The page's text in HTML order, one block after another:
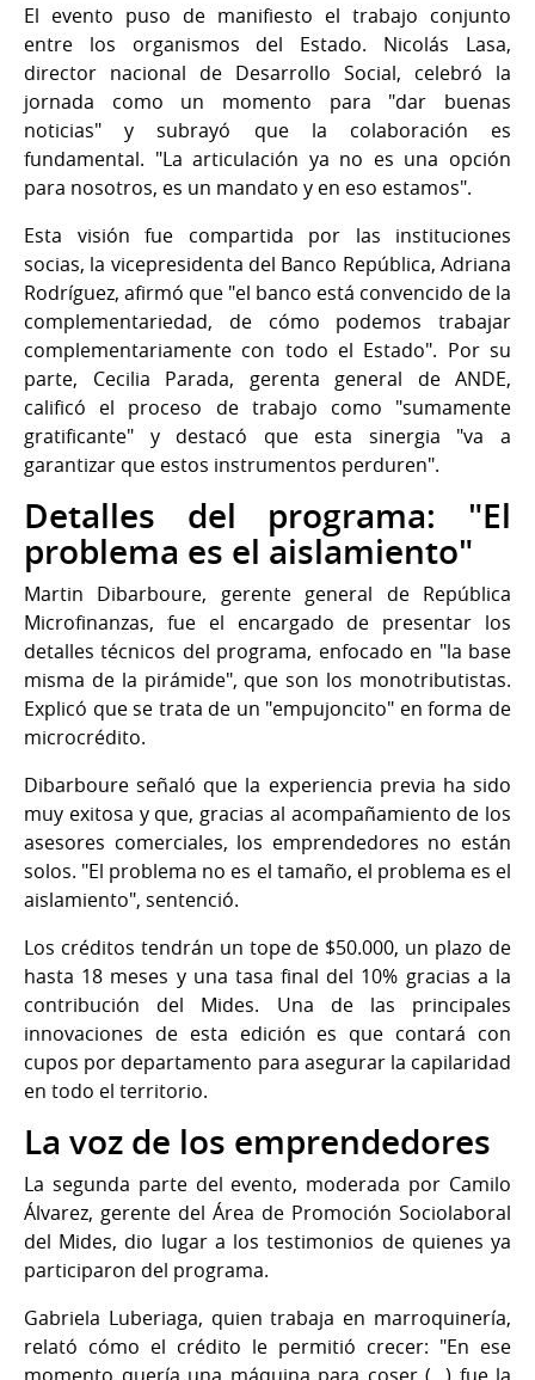
El evento puso de manifiesto el trabajo conjunto
entre los organismos del Estado. Nicolás Lasa,
director nacional de Desarrollo Social, celebró la
jornada como un momento para "dar buenas
noticias" y subrayó que la colaboración es
fundamental. "La articulación ya no es una opción
para nosotros, es un mandato y en eso estamos".
Esta visión fue compartida por las instituciones
socias, la vicepresidenta del Banco República, Adriana
Rodríguez, afirmó que "el banco está convencido de la
complementariedad, de cómo podemos trabajar
complementariamente con todo el Estado". Por su
parte, Cecilia Parada, gerenta general de ANDE,
calificó el proceso de trabajo como "sumamente
gratificante" y destacó que esta sinergia "va a
garantizar que estos instrumentos perduren".
Detalles del programa: "El
problema es el aislamiento"
Martin Dibarboure, gerente general de República
Microfinanzas, fue el encargado de presentar los
detalles técnicos del programa, enfocado en "la base
misma de la pirámide", que son los monotributistas.
Explicó que se trata de un "empujoncito" en forma de
microcrédito.
Dibarboure señaló que la experiencia previa ha sido
muy exitosa y que, gracias al acompañamiento de los
asesores comerciales, los emprendedores no están
solos. "El problema no es el tamaño, el problema es el
aislamiento", sentenció.
Los créditos tendrán un tope de $50.000, un plazo de
hasta 18 meses y una tasa final del 10% gracias a la
contribución del Mides. Una de las principales
innovaciones de esta edición es que contará con
cupos por departamento para asegurar la capilaridad
en todo el territorio.
La voz de los emprendedores
La segunda parte del evento, moderada por Camilo
Álvarez, gerente del Área de Promoción Sociolaboral
del Mides, dio lugar a los testimonios de quienes ya
participaron del programa.
Gabriela Luberiaga, quien trabaja en marroquinería,
relató cómo el crédito le permitió crecer: "En ese
momento quería una máquina para coser (...) fue la